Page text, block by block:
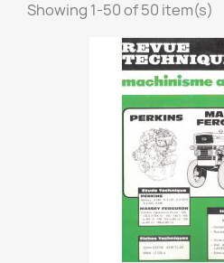
Showing 1-50 of 50 item(s)